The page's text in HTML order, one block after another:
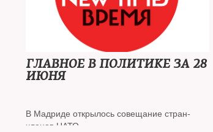
: в Израиле отложили рассмотрение
судебной реформы до летней сессии, все
страны НАТО одобрили заявку Финляндии
ГЛАВНОЕ В ПОЛИТИКЕ ЗА 28
ИЮНЯ
В Мадриде открылось совещание стран-
членов НАТО